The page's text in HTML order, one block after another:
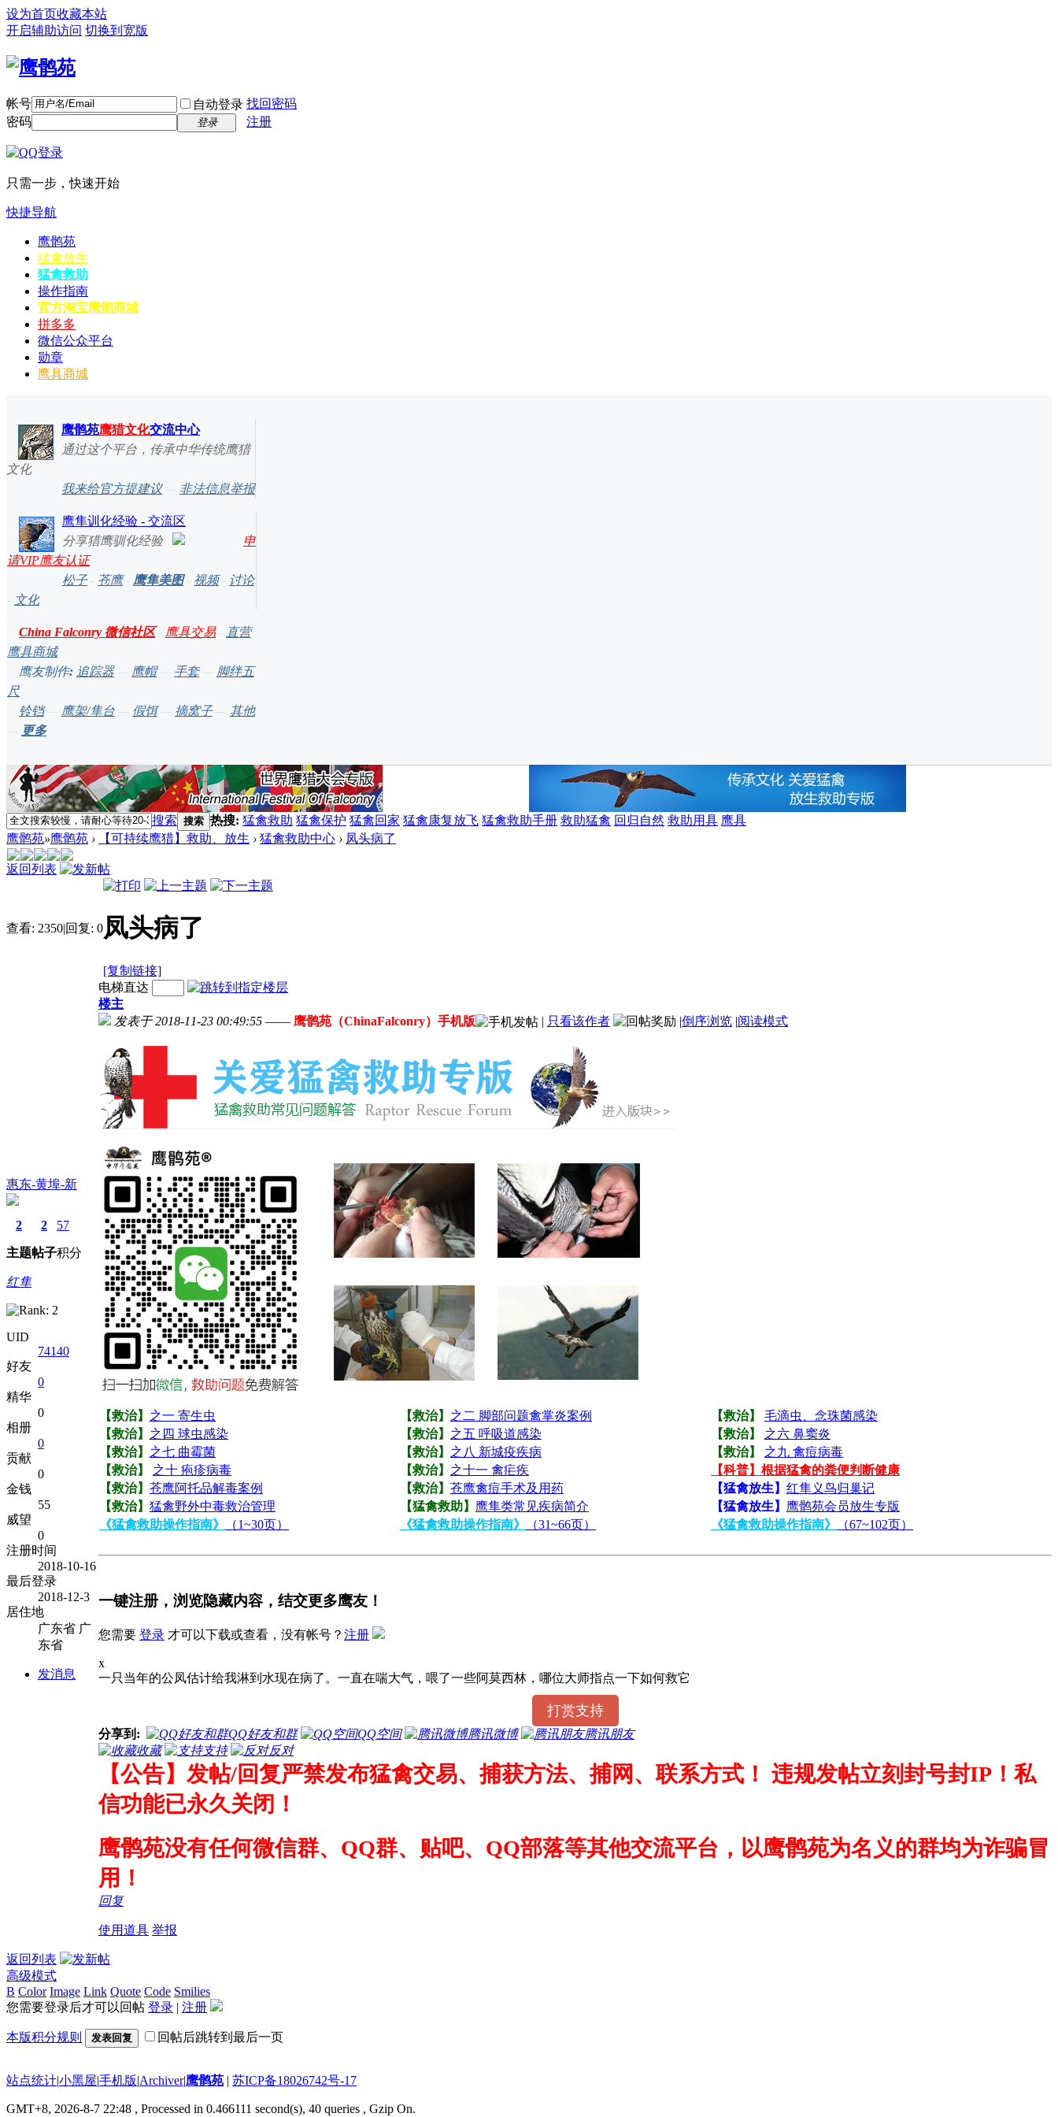
设为首页收藏本站
开启辅助访问 切换到宽版
帐号 自动登录 找回密码
密码
登录 注册
只需一步，快速开始
快捷导航
鹰鹘苑
猛禽放生
猛禽救助
操作指南
官方淘宝鹰鹘商城
拼多多
微信公众平台
勋章
鹰具商城
鹰鹘苑鹰猎文化交流中心
通过这个平台，传承中华传统鹰猎
文化
我来给官方提建议— 非法信息举报
鹰隼训化经验 - 交流区
分享猎鹰驯化经验
申
请VIP鹰友认证
松子- 苍鹰- 鹰隼美图- 视频- 讨论
- 文化
China Falconry 微信社区- 鹰具交易- 直营
鹰具商城
鹰友制作: 追踪器— 鹰帽— 手套— 脚绊五
尺
铃铛— 鹰架/隼台 — 假饵— 摘窝子— 其他
— 更多
搜索 搜索 热搜: 猛禽救助 猛禽保护 猛禽回家 猛禽康复放飞 猛禽救助手册 救助猛禽 回归自然 救助用具 鹰具
鹰鹘苑»鹰鹘苑 › 【可持续鹰猎】救助、放生 › 猛禽救助中心 › 凤头病了
返回列表
查看: 2350|回复: 0凤头病了
[复制链接]
惠东-黄埠-新
2
主题
2
帖子
57
积分
红隼
UID
74140
好友
0
精华
0
相册
0
贡献
0
金钱
55
威望
0
注册时间
2018-10-16
最后登录
2018-12-3
居住地
广东省 广
东省
发消息
电梯直达
楼主
发表于 2018-11-23 00:49:55 —— 鹰鹘苑（ChinaFalconry）手机版 | 只看该作者 |倒序浏览 |阅读模式
【救治】 之一 寄生虫 【救治】 之二 脚部问题禽掌炎案例 【救治】 毛滴虫、念珠菌感染
【救治】 之四 球虫感染 【救治】 之五 呼吸道感染 【救治】 之六 鼻窦炎
【救治】 之七 曲霉菌 【救治】 之八 新城疫疾病 【救治】 之九 禽痘病毒
【救治】 之十 疱疹病毒 【救治】 之十一 禽疟疾
【科普】根据猛禽的粪便判断健康
【救治】 苍鹰阿托品解毒案例 【救治】 苍鹰禽痘手术及用药 【猛禽放生】 红隼义鸟归巢记
【救治】 猛禽野外中毒救治管理 【猛禽救助】 鹰隼类常见疾病简介 【猛禽放生】 鹰鹘苑会员放生专版
《猛禽救助操作指南》
（1~30页） 《猛禽救助操作指南》 （31~66页） 《猛禽救助操作指南》 （67~102页）
一键注册，浏览隐藏内容，结交更多鹰友！
您需要 登录 才可以下载或查看，没有帐号？ 注册
x
一只当年的公凤估计给我淋到水现在病了。一直在喘大气，喂了一些阿莫西林，哪位大师指点一下如何救它
打赏支持
分享到: QQ好友和群 QQ空间 腾讯微博
腾讯朋友
收藏
支持 反对
【公告】发帖/回复严禁发布猛禽交易、捕获方法、捕网、联系方式！ 违规发帖立刻封号封IP！私
信功能已永久关闭！
鹰鹘苑没有任何微信群、QQ群、贴吧、QQ部落等其他交流平台，以鹰鹘苑为名义的群均为诈骗冒
用！
回复
使用道具 举报
返回列表
高级模式
B Color Image Link Quote Code Smilies
您需要登录后才可以回帖 登录 | 注册
本版积分规则 发表回复 回帖后跳转到最后一页
站点统计|小黑屋|手机版|Archiver|鹰鹘苑 | 苏ICP备18026742号-17
GMT+8, 2026-8-7 22:48 , Processed in 0.466111 second(s), 40 queries , Gzip On.